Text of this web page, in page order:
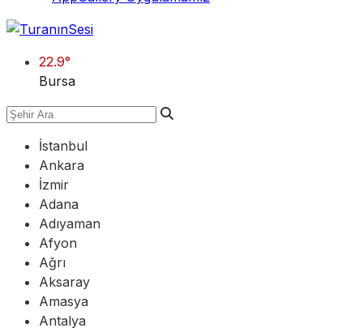
22.9°
Bursa
İstanbul
Ankara
İzmir
Adana
Adıyaman
Afyon
Ağrı
Aksaray
Amasya
Antalya